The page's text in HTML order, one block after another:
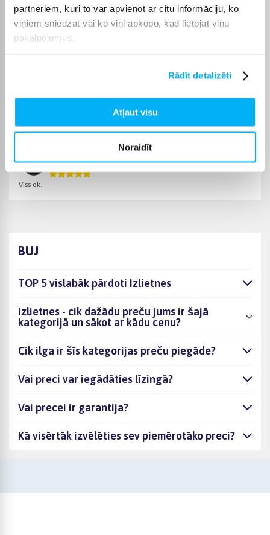
partneriem, kuri to var apvienot ar citu informāciju, ko
viņiem sniedzat vai ko viņi apkopo, kad lietojat viņu
pakalpojumus.
Rādīt detalizēti
Atļaut visu
Noraidīt
Izvēloties piemērotu preci no kategorijas Izlietnes, varēsiet
saņemt pasūtījumu jums ērtā veidā. BIGBOX.LV parūpēsies, lai
izvēlētā prece tiktu piegādāta norādītajā termiņā un pirkumu
Pircēju atsauksmes par precēm
Viss ok.
BUJ
TOP 5 vislabāk pārdoti Izlietnes
Izlietnes - cik dažādu preču jums ir šajā
kategorijā un sākot ar kādu cenu?
Cik ilga ir šīs kategorijas preču piegāde?
Vai preci var iegādāties līzingā?
Vai precei ir garantija?
Kā visērtāk izvēlēties sev piemērotāko preci?